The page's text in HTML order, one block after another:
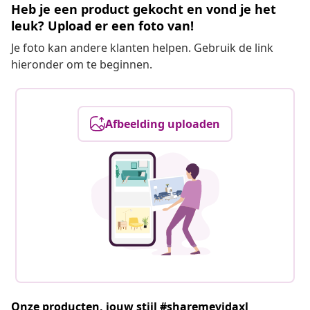
Heb je een product gekocht en vond je het
leuk? Upload er een foto van!
Je foto kan andere klanten helpen. Gebruik de link
hieronder om te beginnen.
Afbeelding uploaden
Onze producten, jouw stijl #sharemevidaxl